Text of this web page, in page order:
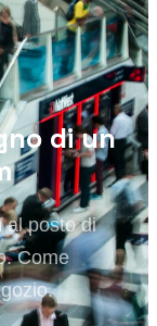
di un
al posto di
Come